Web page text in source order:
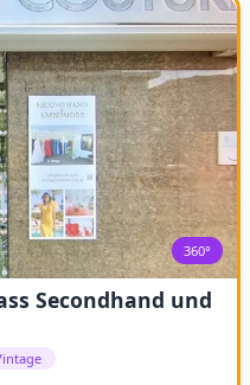
360°
Secondhand und